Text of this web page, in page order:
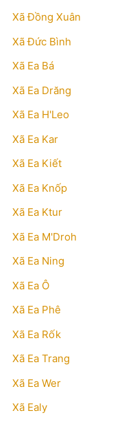
Xã Đồng Xuân
Xã Đức Bình
Xã Ea Bá
Xã Ea Drăng
Xã Ea H'Leo
Xã Ea Kar
Xã Ea Kiết
Xã Ea Knốp
Xã Ea Ktur
Xã Ea M'Droh
Xã Ea Ning
Xã Ea Ô
Xã Ea Phê
Xã Ea Rốk
Xã Ea Trang
Xã Ea Wer
Xã Ealy